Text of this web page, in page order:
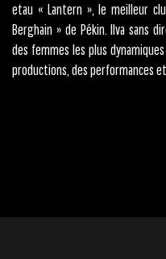
etau « Lantern », le meilleur
Berghain » de Pékin. Ilva sans
des femmes les plus
productions, des performances